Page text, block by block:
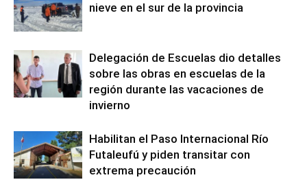
nieve en el sur de la provincia
Delegación de Escuelas dio detalles
sobre las obras en escuelas de la
región durante las vacaciones de
invierno
Habilitan el Paso Internacional Río
Futaleufú y piden transitar con
extrema precaución